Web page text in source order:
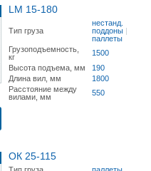
LM 15-180
Тип груза
нестанд.
поддоны |
паллеты
Грузоподъемность,
кг
1500
Высота подъема, мм
190
Длина вил, мм
1800
Расстояние между
вилами, мм
550
ОК 25-115